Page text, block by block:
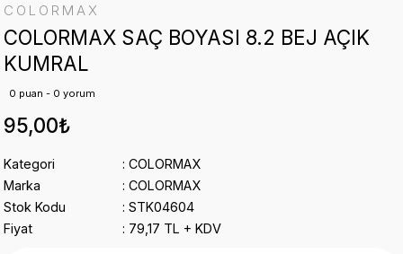
COLORMAX
COLORMAX SAÇ BOYASI 8.2 BEJ AÇIK
KUMRAL
0 puan - 0 yorum
95,00₺
Kategori
COLORMAX
Marka
COLORMAX
Stok Kodu
STK04604
Fiyat
79,17 TL + KDV